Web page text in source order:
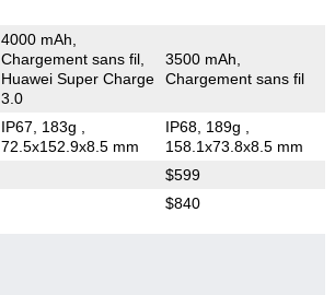
4000 mAh,
Chargement sans fil,
Huawei Super Charge
3.0
3500 mAh,
Chargement sans fil
IP67, 183g
72.5x152.9x8.5 mm
IP68, 189g
158.1x73.8x8.5 mm
$599
$840